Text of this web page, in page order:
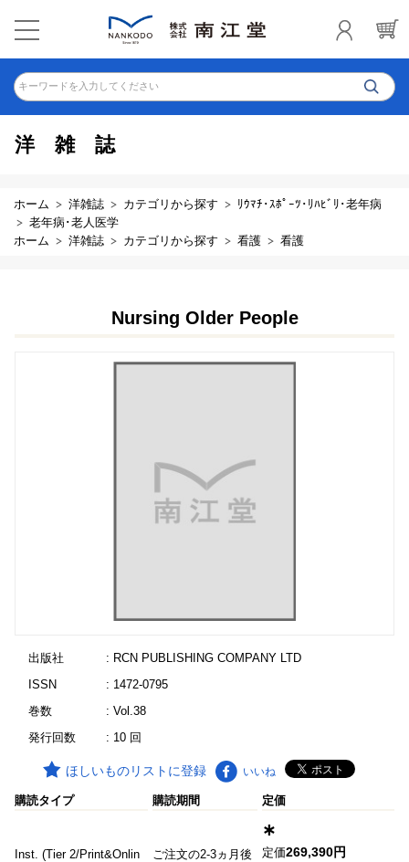
キーワードを入力してください
洋雑誌
ホーム 洋雑誌 カテゴリから探す
ﾘｳﾏﾁ･ｽﾎﾟｰﾂ･ﾘﾊﾋﾞﾘ･老年病
老年病･老人医学
ホーム
洋雑誌 カテゴリから探す 看護 看護
Nursing Older People
出版社
: RCN PUBLISHING COMPANY LTD
ISSN
: 1472-0795
巻数
: Vol.38
発行回数
: 10 回
ほしいものリストに登録 いいね
購読タイプ 購読期間 定価
Inst. (Tier 2/Print&Onlin
ご注文の2-3ヵ月後
∗
定価269,390円